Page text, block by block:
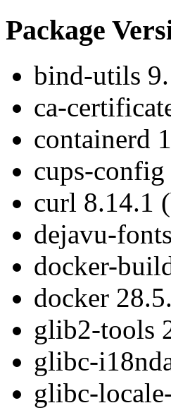
Package
bind-utils
ca-
containerd
cups-
curl 8.14.1
dejavu-
docker-
docker
glib2-tools
glibc-
glibc-